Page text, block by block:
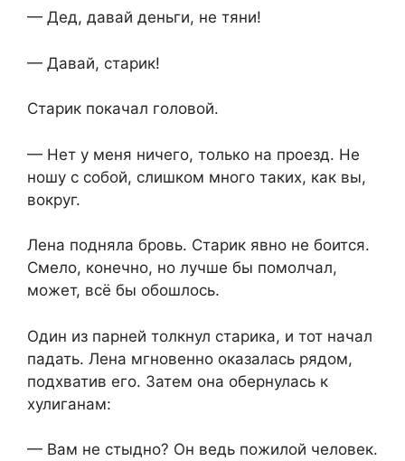
— Дед, давай деньги, не тяни!
— Давай, старик!
Старик покачал головой.
— Нет у меня ничего, только на проезд. Не
ношу с собой, слишком много таких, как вы,
вокруг.
Лена подняла бровь. Старик явно не боится.
Смело, конечно, но лучше бы помолчал,
может, всё бы обошлось.
Один из парней толкнул старика, и тот начал
падать. Лена мгновенно оказалась рядом,
подхватив его. Затем она обернулась к
хулиганам:
— Вам не стыдно? Он ведь пожилой человек.